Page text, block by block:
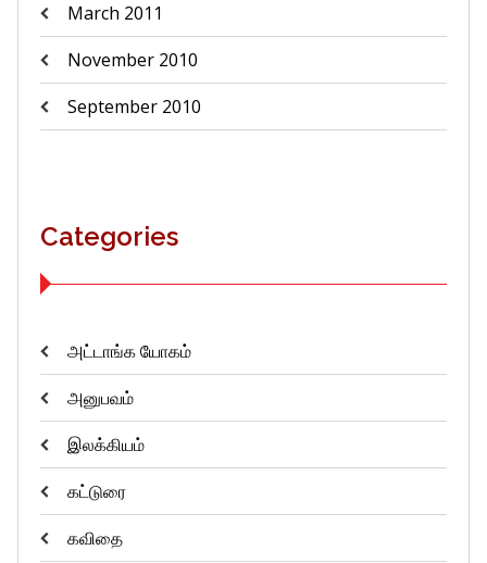
March 2011
November 2010
September 2010
Categories
அட்டாங்க யோகம்
அனுபவம்
இலக்கியம்
கட்டுரை
கவிதை